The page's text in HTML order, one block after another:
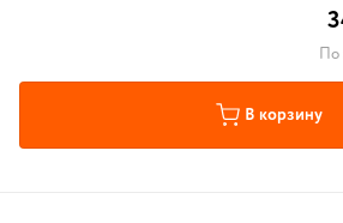
По
В корзину